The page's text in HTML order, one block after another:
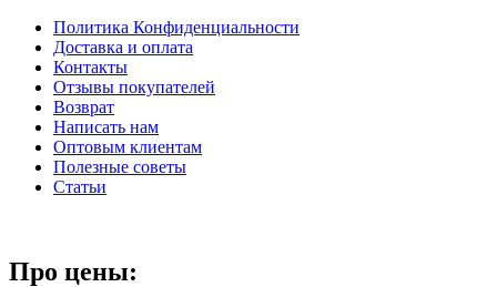
Политика Конфиденциальности
Доставка и оплата
Контакты
Отзывы покупателей
Возврат
Написать нам
Оптовым клиентам
Полезные советы
Статьи
Про цены: